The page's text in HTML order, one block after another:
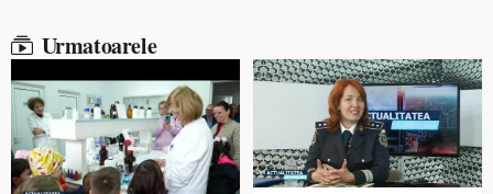
Urmatoarele